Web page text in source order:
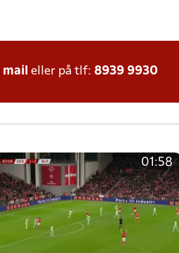
mail eller på tlf: 8939 9930
01:58